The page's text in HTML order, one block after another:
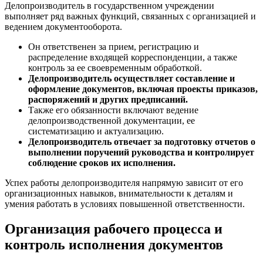
Делопроизводитель в государственном учреждении
выполняет ряд важных функций, связанных с организацией и
ведением документооборота.
Он ответственен за прием, регистрацию и
распределение входящей корреспонденции, а также
контроль за ее своевременным обработкой.
Делопроизводитель осуществляет составление и
оформление документов, включая проекты приказов,
распоряжений и других предписаний.
Также его обязанности включают ведение
делопроизводственной документации, ее
систематизацию и актуализацию.
Делопроизводитель отвечает за подготовку отчетов о
выполнении поручений руководства и контролирует
соблюдение сроков их исполнения.
Успех работы делопроизводителя напрямую зависит от его
организационных навыков, внимательности к деталям и
умения работать в условиях повышенной ответственности.
Организация рабочего процесса и
контроль исполнения документов